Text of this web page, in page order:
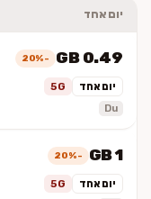
יום אחד
0.49 GB
-20%
יום אחד 5G
Du
1 GB
-20%
יום אחד 5G